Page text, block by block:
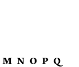
M N O P Q